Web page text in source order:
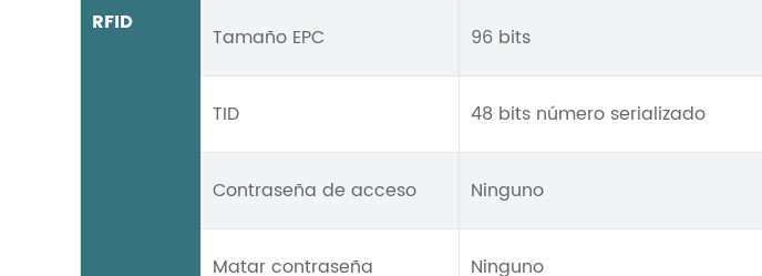
RFID
Tamaño EPC 96 bits
TID 48 bits número serializado
Contraseña de acceso Ninguno
Matar contraseña Ninguno